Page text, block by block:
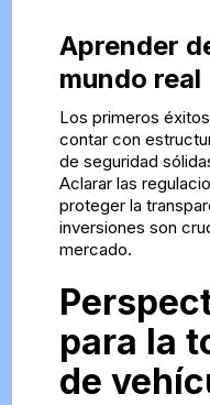
Aprender
mundo real
Los primeros
contar con
de seguridad
Aclarar las
proteger la
inversiones son
mercado.
para la
de